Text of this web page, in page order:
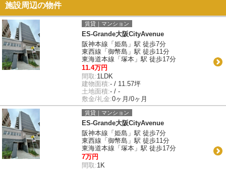
施設周辺の物件
賃貸｜マンション
ES-Grande大阪CityAvenue
阪神本線「姫島」駅 徒歩7分
東西線「御幣島」駅 徒歩11分
東海道本線「塚本」駅 徒歩17分
11.4万円
間取:1LDK
建物面積:- / 11.57坪
土地面積:- / -
敷金/礼金:0ヶ月/0ヶ月
賃貸｜マンション
ES-Grande大阪CityAvenue
阪神本線「姫島」駅 徒歩7分
東西線「御幣島」駅 徒歩11分
東海道本線「塚本」駅 徒歩17分
7万円
間取:1K